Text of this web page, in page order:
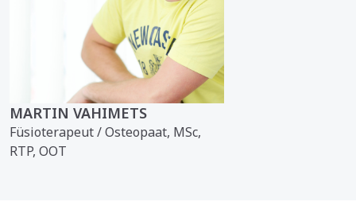
MARTIN VAHIMETS
Füsioterapeut / Osteopaat, MSc,
RTP, OOT